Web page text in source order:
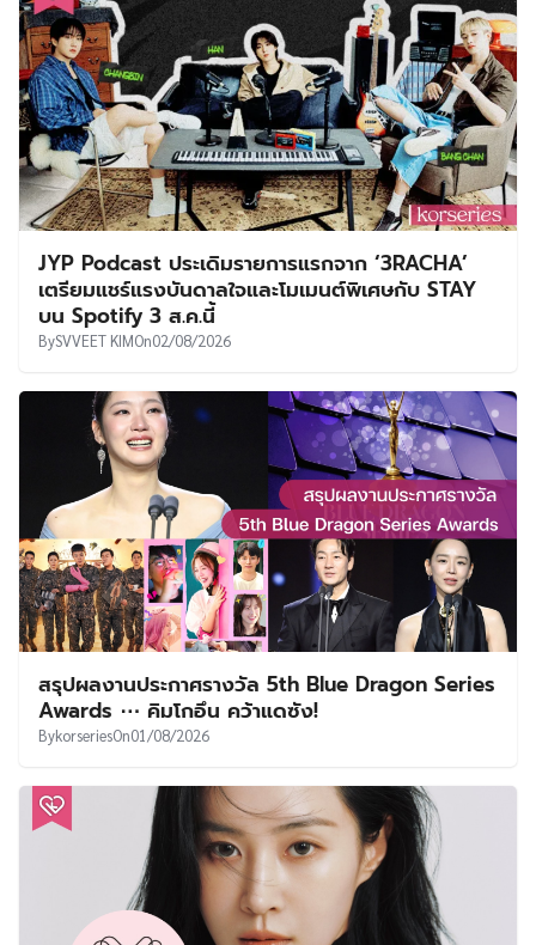
JYP Podcast ประเดิมรายการแรกจาก ‘3RACHA’
เตรียมแชร์แรงบันดาลใจและโมเมนต์พิเศษกับ STAY
บน Spotify 3 ส.ค.นี้
BySVVEET KIMOn02/08/2026
สรุปผลงานประกาศรางวัล 5th Blue Dragon Series
Awards ⋯ คิมโกอึน คว้าแดซัง!
BykorseriesOn01/08/2026